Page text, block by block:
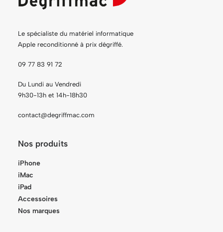
Le spécialiste du matériel informatique
Apple reconditionné à prix dégriffé.
09 77 83 91 72
Du Lundi au Vendredi
9h30-13h et 14h-18h30
contact@degriffmac.com
Nos produits
iPhone
iMac
iPad
Accessoires
Nos marques